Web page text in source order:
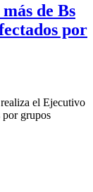
de Bs
por
el Ejecutivo
por grupos